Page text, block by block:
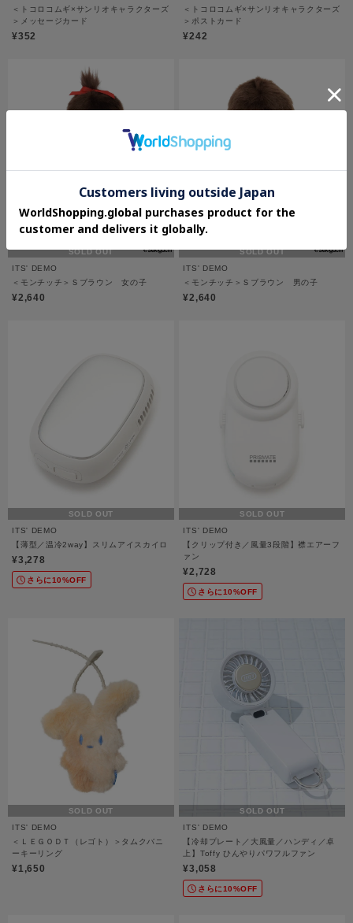
＜トコロコムギ×サンリオキャラクターズ
＞メッセージカード
¥352
＜トコロコムギ×サンリオキャラクターズ
＞ポストカード
¥242
SOLD OUT
ITS' DEMO
＜モンチッチ＞Ｓブラウン 女の子
¥2,640
SOLD OUT
ITS' DEMO
＜モンチッチ＞Ｓブラウン 男の子
¥2,640
SOLD OUT
ITS' DEMO
【薄型／温冷2way】スリムアイスカイロ
¥3,278
さらに10%OFF
SOLD OUT
ITS' DEMO
【クリップ付き／風量3段階】襟エアーフ
ァン
¥2,728
さらに10%OFF
SOLD OUT
ITS' DEMO
＜ＬＥＧＯＤＴ（レゴト）＞タムクバニ
ーキーリング
¥1,650
SOLD OUT
ITS' DEMO
【冷却プレート／大風量／ハンディ／卓
上】Toffy ひんやりパワフルファン
¥3,058
さらに10%OFF